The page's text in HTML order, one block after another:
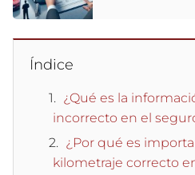
Índice
¿Qué es la
incorrecto en el
¿Por qué es
kilometraje correcto